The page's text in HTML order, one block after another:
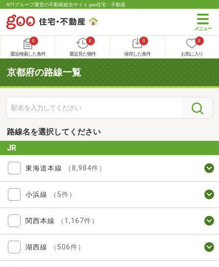
NTTグループ運営の不動産総合サイト goo住宅・不動産
0
最近検索した条件
0
最近見た物件
0
保存した条件
0
お気に入り
京都府の路線一覧
路線名を選択してください
JR
東海道本線 （8,984件）
小浜線 （5件）
関西本線 （1,167件）
湖西線 （506件）